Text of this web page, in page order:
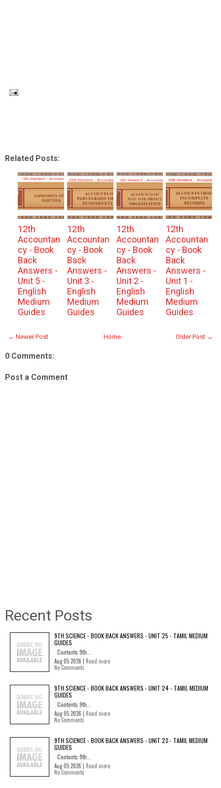
Related Posts:
12th
Accountan
cy - Book
Back
Answers -
Unit 5 -
English
Medium
Guides
12th
Accountan
cy - Book
Back
Answers -
Unit 3 -
English
Medium
Guides
12th
Accountan
cy - Book
Back
Answers -
Unit 2 -
English
Medium
Guides
12th
Accountan
cy - Book
Back
Answers -
Unit 1 -
English
Medium
Guides
← Newer Post Older Post →
Home
0 Comments:
Post a Comment
Recent Posts
9TH SCIENCE - BOOK BACK ANSWERS - UNIT 25 - TAMIL MEDIUM
GUIDES
Contents 9th...
Aug 05 2026 | Read more
No Comments
9TH SCIENCE - BOOK BACK ANSWERS - UNIT 24 - TAMIL MEDIUM
GUIDES
Contents 9th...
Aug 05 2026 | Read more
No Comments
9TH SCIENCE - BOOK BACK ANSWERS - UNIT 23 - TAMIL MEDIUM
GUIDES
Contents 9th...
Aug 05 2026 | Read more
No Comments